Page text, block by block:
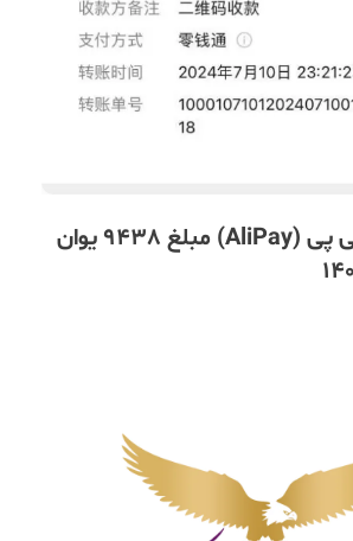
حواله یوانی علی پی (AliPay) مبلغ 9438 یوان